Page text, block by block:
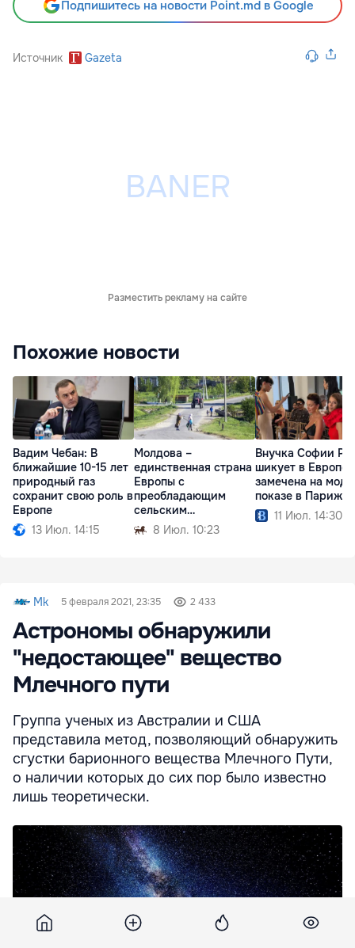
Подпишитесь на новости Point.md в Google
Источник Gazeta
Разместить рекламу на сайте
Похожие новости
Вадим Чебан: В
ближайшие 10-15 лет
природный газ
сохранит свою роль в
Европе
13 Июл. 14:15
Молдова –
единственная страна
Европы с
преобладающим
сельским
населением
8 Июл. 10:23
Внучка Софии
шикует в Европе:
замечена на
показе в Париже
11 Июл. 14:30
Mk 5 февраля 2021, 23:35 2 433
Астрономы обнаружили
"недостающее" вещество
Млечного пути
Группа ученых из Австралии и США
представила метод, позволяющий обнаружить
сгустки барионного вещества Млечного Пути,
о наличии которых до сих пор было известно
лишь теоретически.